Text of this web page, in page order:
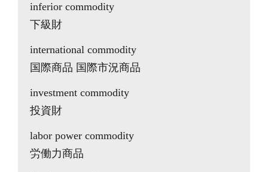
inferior commodity
下級財
international commodity
国際商品 国際市況商品
investment commodity
投資財
labor power commodity
労働力商品